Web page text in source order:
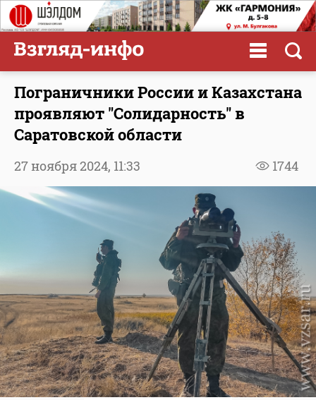
Пограничники России и Казахстана
проявляют "Солидарность" в
Саратовской области
1744
27 ноября 2024, 11:33